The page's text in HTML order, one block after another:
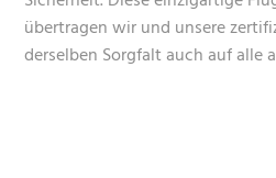
übertragen wir und unsere
derselben Sorgfalt auch auf alle